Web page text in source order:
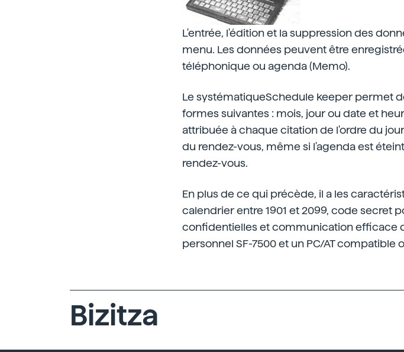
L'entrée, l'édition et la suppression des
menu. Les données peuvent être
téléphonique ou agenda (Memo).
Le systématiqueSchedule keeper permet
formes suivantes : mois, jour ou date et
attribuée à chaque citation de l'ordre du
du rendez-vous, même si l'agenda est
rendez-vous.
En plus de ce qui précède, il a les
calendrier entre 1901 et 2099, code secret
confidentielles et communication efficace
personnel SF-7500 et un PC/AT compatible
Bizitza